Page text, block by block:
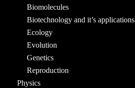
Biomolecules
Biotechnology and it’s applications
Ecology
Evolution
Genetics
Reproduction
Physics